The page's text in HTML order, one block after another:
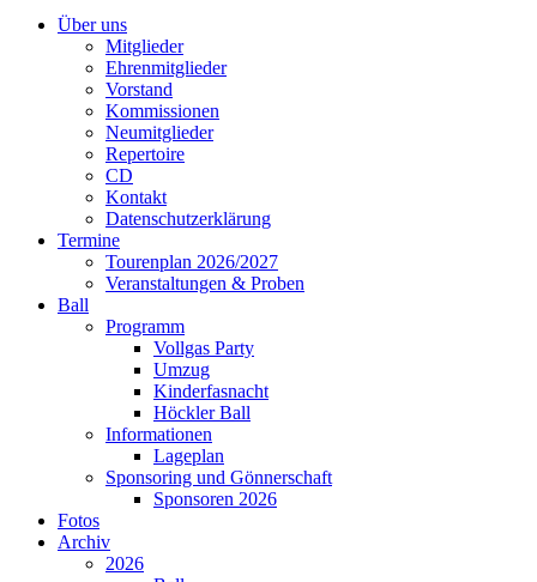
Über uns
Mitglieder
Ehrenmitglieder
Vorstand
Kommissionen
Neumitglieder
Repertoire
CD
Kontakt
Datenschutzerklärung
Termine
Tourenplan 2026/2027
Veranstaltungen & Proben
Ball
Programm
Vollgas Party
Umzug
Kinderfasnacht
Höckler Ball
Informationen
Lageplan
Sponsoring und Gönnerschaft
Sponsoren 2026
Fotos
Archiv
2026